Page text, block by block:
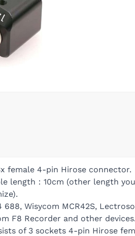
female 4-pin Hirose connector.
length：10cm (other length
Wisycom MCR42S,
F8 Recorder and other devices.
of 3 sockets 4-pin Hirose